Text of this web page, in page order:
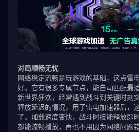
对局顺畅无忧
网络稳定流畅是玩游戏的基础，这点雷
好。它有很多专属节点，能自动匹配最
新世界狂欢，经常遇到战斗到关键时刻
释放延迟的情况，用了雷电加速器后，
了。加载速度变快，战斗时技能释放即
都能流畅播放，再也不用因为网络问题